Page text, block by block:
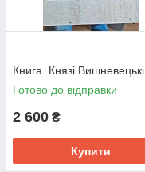
Книга. Князі Вишневецькі
Готово до відправки
2 600 ₴
Купити